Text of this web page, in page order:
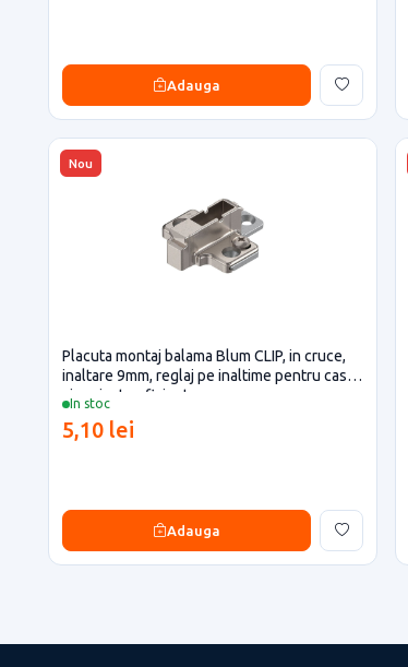
Adauga
Nou
In stoc
Placuta montaj balama Blum CLIP, in cruce,
inaltare 9mm, reglaj pe inaltime pentru casa
si proiecte eficiente
5,10 lei
Adauga